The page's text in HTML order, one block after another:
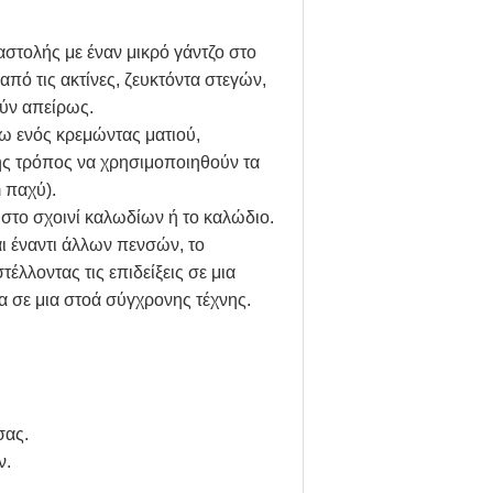
με έναν μικρό γάντζο στο
τις ακτίνες, ζευκτόντα στεγών,
απείρως.
ενός κρεμώντας ματιού,
να χρησιμοποιηθούν τα
παχύ).
σχοινί καλωδίων ή το καλώδιο.
έναντι άλλων πενσών, το
τις επιδείξεις σε μια
σε μια στοά σύγχρονης τέχνης.